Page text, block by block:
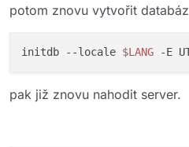
potom znovu vytvořit
initdb --locale $LANG -E
pak již znovu nahodit server.